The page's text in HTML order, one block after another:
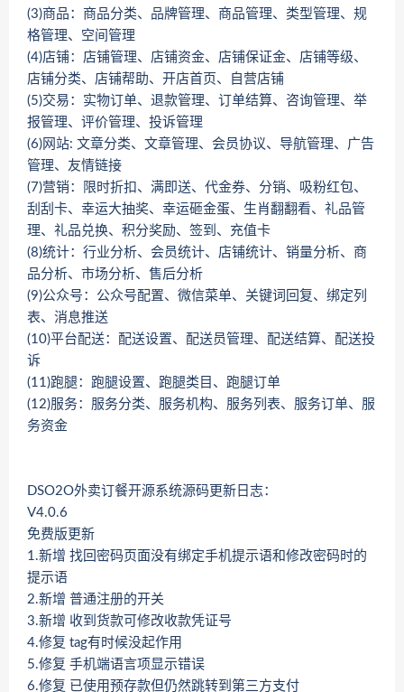
(3)商品：商品分类、品牌管理、商品管理、类型管理、规
格管理、空间管理
(4)店铺：店铺管理、店铺资金、店铺保证金、店铺等级、
店铺分类、店铺帮助、开店首页、自营店铺
(5)交易：实物订单、退款管理、订单结算、咨询管理、举
报管理、评价管理、投诉管理
(6)网站: 文章分类、文章管理、会员协议、导航管理、广告
管理、友情链接
(7)营销：限时折扣、满即送、代金券、分销、吸粉红包、
刮刮卡、幸运大抽奖、幸运砸金蛋、生肖翻翻看、礼品管
理、礼品兑换、积分奖励、签到、充值卡
(8)统计：行业分析、会员统计、店铺统计、销量分析、商
品分析、市场分析、售后分析
(9)公众号：公众号配置、微信菜单、关键词回复、绑定列
表、消息推送
(10)平台配送：配送设置、配送员管理、配送结算、配送投
诉
(11)跑腿：跑腿设置、跑腿类目、跑腿订单
(12)服务：服务分类、服务机构、服务列表、服务订单、服
务资金
DSO2O外卖订餐开源系统源码更新日志：
V4.0.6
免费版更新
1.新增 找回密码页面没有绑定手机提示语和修改密码时的
提示语
2.新增 普通注册的开关
3.新增 收到货款可修改收款凭证号
4.修复 tag有时候没起作用
5.修复 手机端语言项显示错误
6.修复 已使用预存款但仍然跳转到第三方支付